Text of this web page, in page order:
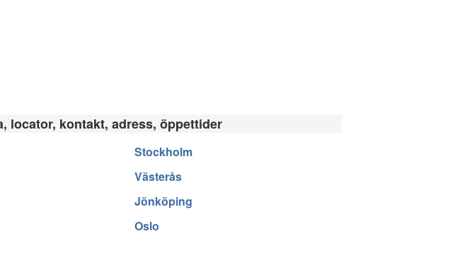
locator, kontakt, adress, öppettider
Stockholm
Västerås
Jönköping
Oslo